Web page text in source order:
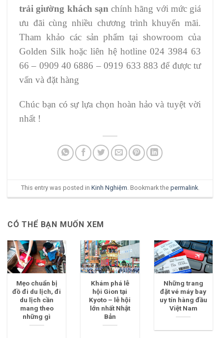
trải giường khách sạn chính hãng với mức giá
ưu đãi cùng nhiều chương trình khuyến mãi.
Tham khảo các sản phẩm tại showroom của
Golden Silk hoặc liên hệ hotline 024 3984 63
66 – 0909 40 6886 – 0919 633 883 để được tư
vấn và đặt hàng
Chúc bạn có sự lựa chọn hoàn hảo và tuyệt vời
nhất !
This entry was posted in Kinh Nghiệm. Bookmark the permalink.
CÓ THỂ BẠN MUỐN XEM
Mẹo chuẩn bị
đồ đi du lịch, đi
du lịch cần
mang theo
những gì
Khám phá lễ
hội Gion tại
Kyoto – lễ hội
lớn nhất Nhật
Bản
Những trang
đặt vé máy bay
uy tín hàng đầu
Việt Nam